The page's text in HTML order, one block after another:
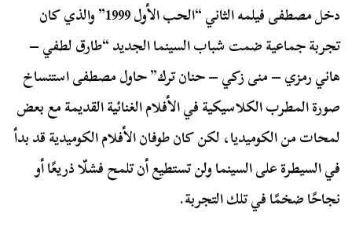
دخل مصطفى فيلمه الثاني “الحب الأول 1999” والذي كان
تجربة جماعية ضمت شباب السينما الجديد “طارق لطفي –
هاني رمزي – منى زكي – حنان ترك” حاول مصطفى استنساخ
صورة المطرب الكلاسيكية في الأفلام الغنائية القديمة مع بعض
لمحات من الكوميديا، لكن كان طوفان الأفلام الكوميدية قد بدأ
في السيطرة على السينما ولن تستطيع أن تلمح فشلّا ذريعًا أو
نجاحًا ضخمًا في تلك التجربة.